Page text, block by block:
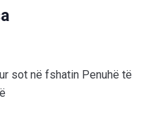
sot në fshatin Penuhë të